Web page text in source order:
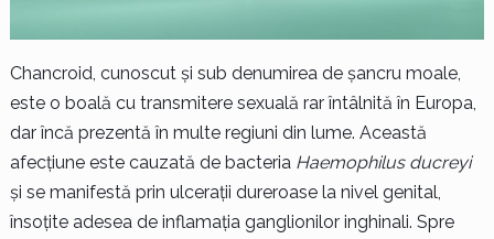
Chancroid, cunoscut și sub denumirea de șancru moale,
este o boală cu transmitere sexuală rar întâlnită în Europa,
dar încă prezentă în multe regiuni din lume. Această
afecțiune este cauzată de bacteria Haemophilus ducreyi
și se manifestă prin ulcerații dureroase la nivel genital,
însoțite adesea de inflamația ganglionilor inghinali. Spre